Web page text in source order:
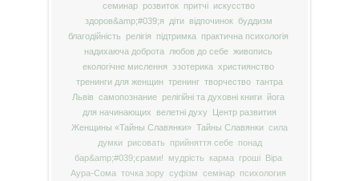
семинар розвиток притчі
искусство
здоров&amp;#039;я діти відпочинок буддизм
благодійність
релігія підтримка практична психологія
надихаюча доброта любов до себе живопись
екологічне мислення эзотерика християнство
тренинги для женщин тренинг творчество тантра
Львів самопознание релігійні та духовні книги йога
для начинающих
велетні духу
Центр развития
Женщины «Тайны Славянки» Тайны Славянки сила
думки
рисовать прийняття себе
понад
бар&amp;#039;єрами!
мудрість карма гроші
Віра
Аура-Сома точка зору суфізм семінар психология